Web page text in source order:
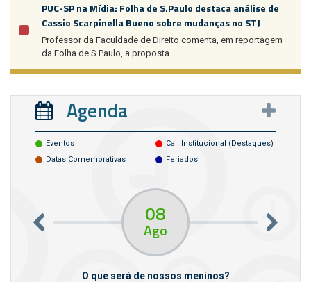
PUC-SP na Mídia: Folha de S.Paulo destaca análise de
Cassio Scarpinella Bueno sobre mudanças no STJ
Professor da Faculdade de Direito comenta, em reportagem
da Folha de S.Paulo, a proposta...
Agenda
Eventos
Cal. Institucional (destaques)
Datas Comemorativas
Feriados
08
Ago
O que será de nossos meninos?